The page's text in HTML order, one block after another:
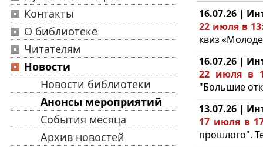
Контакты
О библиотеке
Читателям
Новости
Новости библиотеки
Анонсы мероприятий
События месяца
Архив новостей
16.07.26 |
22 июля в
квиз
16.07.26 |
22 июля в
"Большие
13.07.26 |
17 июля в
прошлого".